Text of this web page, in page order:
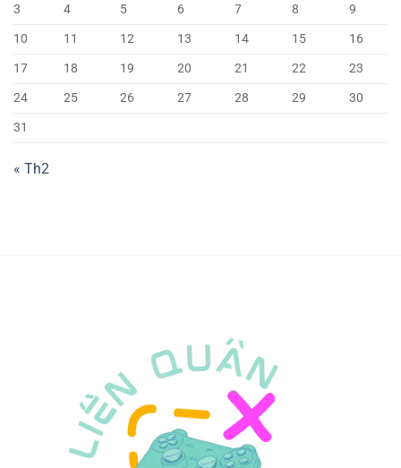
3
4 5 6 7 8
9
10
11 12 13 14 15
16
17
18 19 20 21 22
23
24
25 26 27 28 29
30
31
« Th2